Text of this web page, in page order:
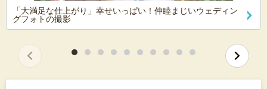
「大満足な仕上がり」幸せいっぱい！仲睦まじいウェディン
グフォトの撮影